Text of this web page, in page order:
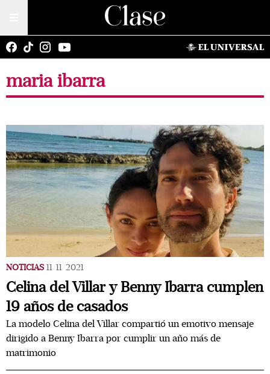
maria ibarra
NOTICIAS 11/11/2021
Celina del Villar y Benny Ibarra cumplen
19 años de casados
La modelo Celina del Villar compartió un emotivo mensaje
dirigido a Benny Ibarra por cumplir un año más de
matrimonio